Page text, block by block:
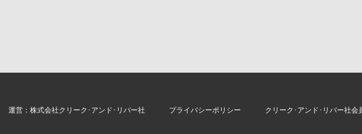
運営：株式会社クリーク･アンド･リバー社 プライバシーポリシー クリーク･アンド･リバー社会